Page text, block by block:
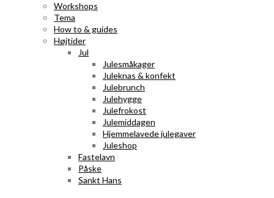
Workshops
Tema
How to & guides
Højtider
Jul
Julesmåkager
Juleknas & konfekt
Julebrunch
Julehygge
Julefrokost
Julemiddagen
Hjemmelavede julegaver
Juleshop
Fastelavn
Påske
Sankt Hans